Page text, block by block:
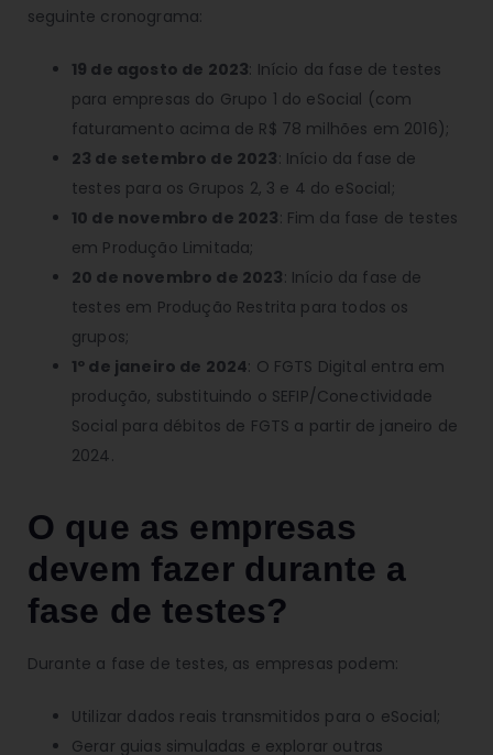
seguinte cronograma:
19 de agosto de 2023: Início da fase de testes
para empresas do Grupo 1 do eSocial (com
faturamento acima de R$ 78 milhões em 2016);
23 de setembro de 2023: Início da fase de
testes para os Grupos 2, 3 e 4 do eSocial;
10 de novembro de 2023: Fim da fase de testes
em Produção Limitada;
20 de novembro de 2023: Início da fase de
testes em Produção Restrita para todos os
grupos;
1º de janeiro de 2024: O FGTS Digital entra em
produção, substituindo o SEFIP/Conectividade
Social para débitos de FGTS a partir de janeiro de
2024.
O que as empresas
devem fazer durante a
fase de testes?
Durante a fase de testes, as empresas podem:
Utilizar dados reais transmitidos para o eSocial;
Gerar guias simuladas e explorar outras